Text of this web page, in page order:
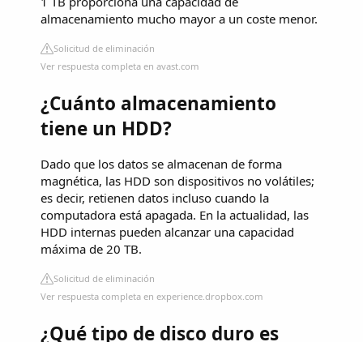
almacenamiento mucho mayor a un coste menor.
Solicitud de eliminación
Ver respuesta completa en avast.com
¿Cuánto almacenamiento
tiene un HDD?
Dado que los datos se almacenan de forma
magnética, las HDD son dispositivos no volátiles;
es decir, retienen datos incluso cuando la
computadora está apagada. En la actualidad, las
HDD internas pueden alcanzar una capacidad
máxima de 20 TB.
Solicitud de eliminación
Ver respuesta completa en experience.dropbox.com
¿Qué tipo de disco duro es